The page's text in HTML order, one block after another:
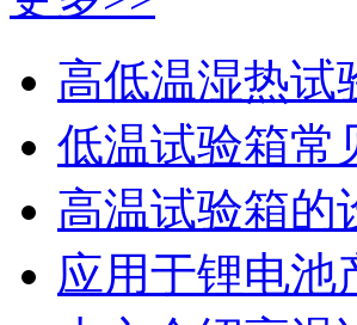
高低温湿热试
低温试验箱常
高温试验箱的
应用于锂电池